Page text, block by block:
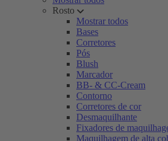
Rosto
Mostrar todos
Bases
Corretores
Pós
Blush
Marcador
BB- & CC-Cream
Contorno
Corretores de cor
Desmaquilhante
Fixadores de
Maquilhagem de alta